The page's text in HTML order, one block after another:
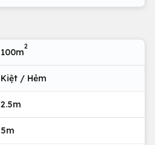
100m
2
Kiệt / Hẻm
2.5m
5m